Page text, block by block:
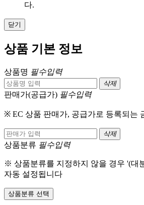
다.
닫기
상품 기본 정보
상품명 필수입력
삭제
판매가(공급가) 필수입력
※ EC 상품 판매가, 공급가로 등록되는
삭제
상품분류 필수입력
※ 상품분류를 지정하지 않을 경우 '(대
자동 설정됩니다
상품분류 선택